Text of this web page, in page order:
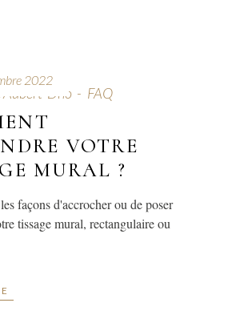
2022
Aubert-Dho FAQ
VOTRE
MURAL ?
façons d'accrocher ou de poser
tissage mural, rectangulaire ou